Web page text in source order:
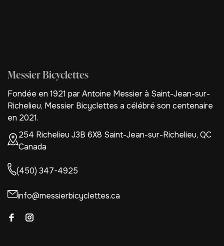
Messier Bicyclettes
Fondée en 1921 par Antoine Messier à Saint-Jean-sur-
Richelieu, Messier Bicyclettes a célébré son centenaire
en 2021.
254 Richelieu J3B 6X8 Saint-Jean-sur-Richelieu, QC
Canada
(450) 347-4925
info@messierbicyclettes.ca